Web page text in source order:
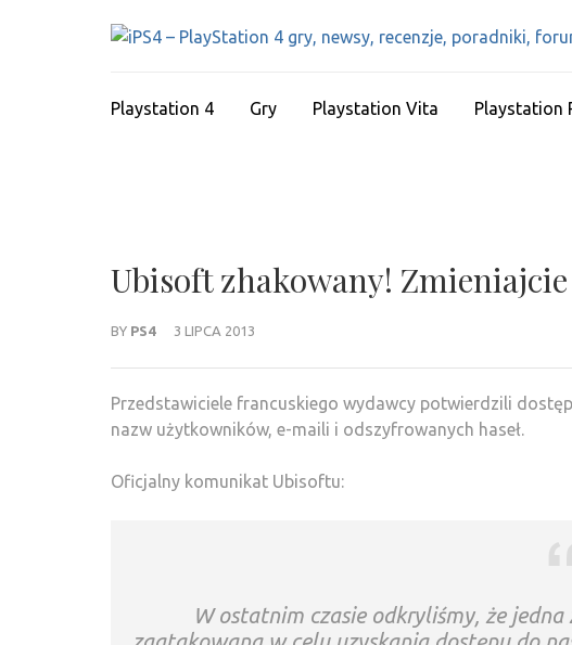
Playstation 4 Gry Playstation Vita Playstation
Ubisoft zhakowany! Zmieniajcie
BY PS4 3 LIPCA 2013
Przedstawiciele francuskiego wydawcy potwierdzili
nazw użytkowników, e-maili i odszyfrowanych haseł.
Oficjalny komunikat Ubisoftu:
W ostatnim czasie odkryliśmy, że